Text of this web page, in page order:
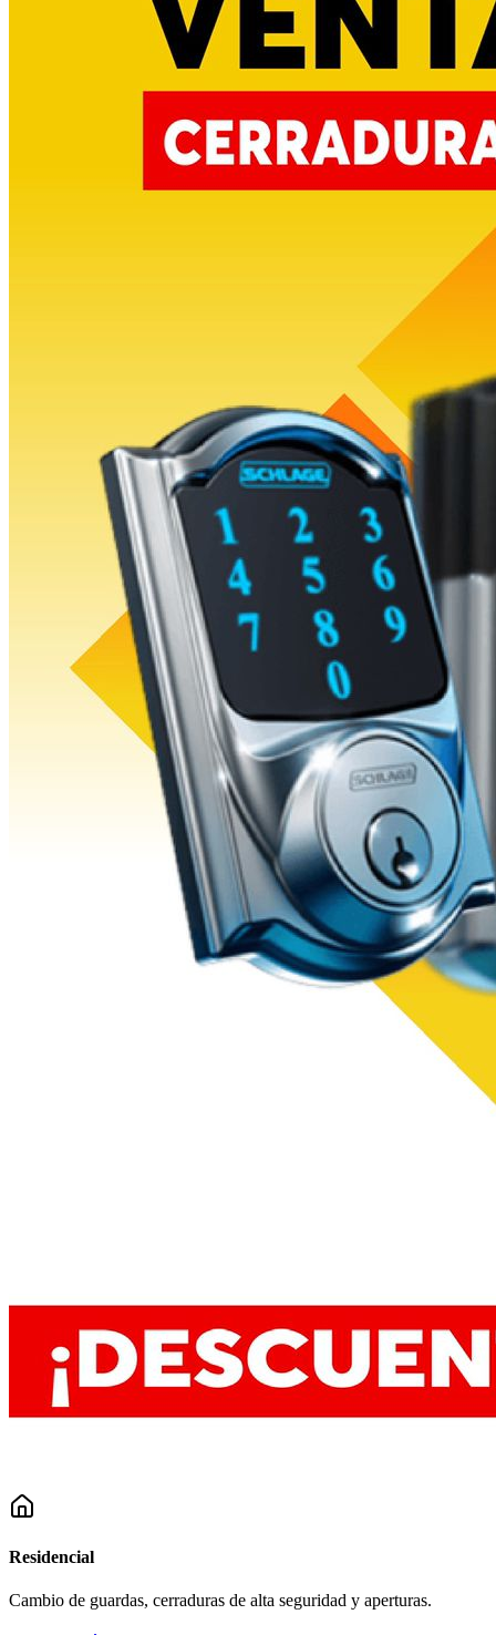
Residencial
Cambio de guardas, cerraduras de alta seguridad y aperturas.